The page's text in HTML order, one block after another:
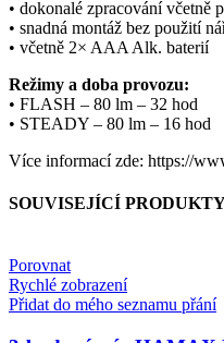
• dokonalé zpracování včetně
• snadná montáž bez použití
• včetně 2× AAA Alk. baterií
Režimy a doba provozu:
• FLASH – 80 lm – 32 hod
• STEADY – 80 lm – 16 hod
Více informací zde: https://
SOUVISEJÍCÍ
Porovnat
Rychlé zobrazení
Přidat do mého seznamu přání